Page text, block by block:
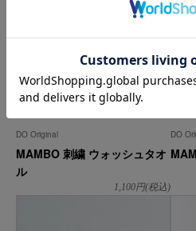
DO Original
MAMBO 刺繍 ウォッシュタオ
ル
1,100円(税込)
DO